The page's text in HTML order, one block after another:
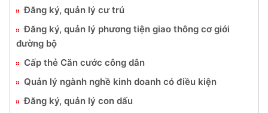
Đăng ký, quản lý cư trú
Đăng ký, quản lý phương tiện giao thông cơ giới
đường bộ
Cấp thẻ Căn cước công dân
Quản lý ngành nghề kinh doanh có điều kiện
Đăng ký, quản lý con dấu